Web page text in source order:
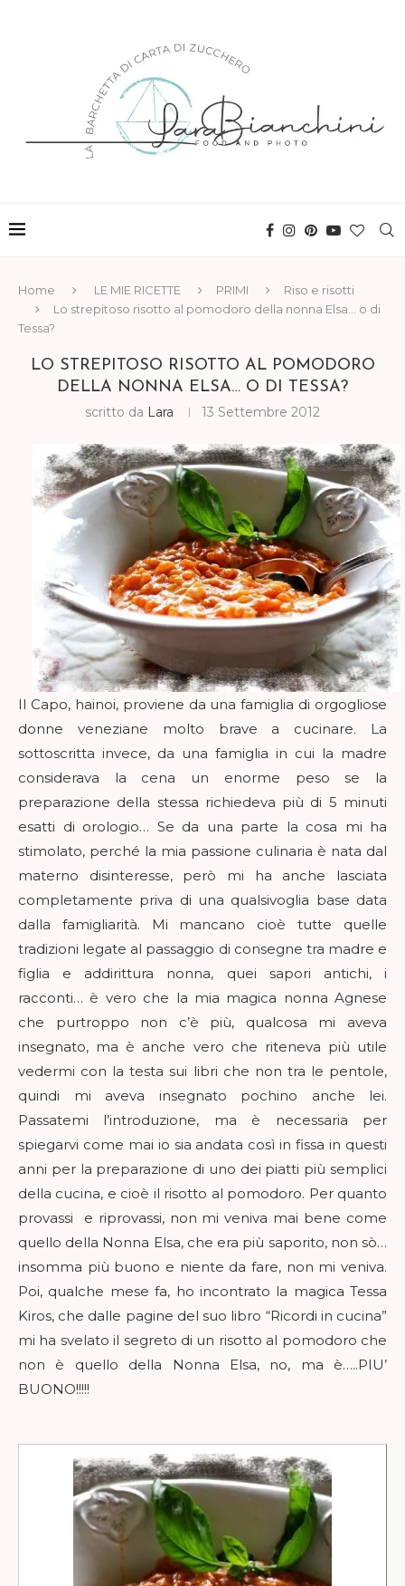
Home LE MIE RICETTE PRIMI
Riso e risotti
Lo strepitoso risotto al pomodoro della nonna Elsa… o di
Tessa?
LO STREPITOSO RISOTTO AL POMODORO
DELLA NONNA ELSA… O DI TESSA?
scritto da Lara 13 Settembre 2012
Il Capo, hainoi, proviene da una famiglia di orgogliose
donne veneziane molto brave a cucinare. La
sottoscritta invece, da una famiglia in cui la madre
considerava la cena un enorme peso se la
preparazione della stessa richiedeva più di 5 minuti
esatti di orologio… Se da una parte la cosa mi ha
stimolato, perché la mia passione culinaria è nata dal
materno disinteresse, però mi ha anche lasciata
completamente priva di una qualsivoglia base data
dalla famigliarità. Mi mancano cioè tutte quelle
tradizioni legate al passaggio di consegne tra madre e
figlia e addirittura nonna, quei sapori antichi, i
racconti… è vero che la mia magica nonna Agnese
che purtroppo non c’è più, qualcosa mi aveva
insegnato, ma è anche vero che riteneva più utile
vedermi con la testa sui libri che non tra le pentole,
quindi mi aveva insegnato pochino anche lei.
Passatemi l’introduzione, ma è necessaria per
spiegarvi come mai io sia andata così in fissa in questi
anni per la preparazione di uno dei piatti più semplici
della cucina, e cioè il risotto al pomodoro. Per quanto
provassi e riprovassi, non mi veniva mai bene come
quello della Nonna Elsa, che era più saporito, non sò…
insomma più buono e niente da fare, non mi veniva.
Poi, qualche mese fa, ho incontrato la magica Tessa
Kiros, che dalle pagine del suo libro “Ricordi in cucina”
mi ha svelato il segreto di un risotto al pomodoro che
non è quello della Nonna Elsa, no, ma è…..PIU’
BUONO!!!!!